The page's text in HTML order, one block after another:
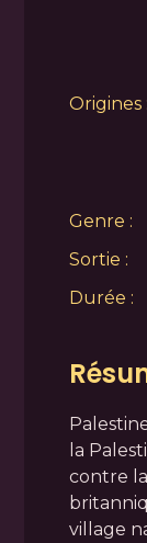
Origines :
Genre :
Sortie :
Durée :
la
contre
village